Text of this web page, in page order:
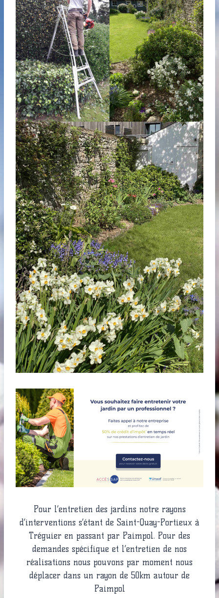
Pour l’entretien des jardins notre rayons
d’interventions s’étant de Saint-Quay-Portieux à
Tréguier en passant par Paimpol. Pour des
demandes spécifique et l’entretien de nos
réalisations nous pouvons par moment nous
déplacer dans un rayon de 50km autour de
Paimpol